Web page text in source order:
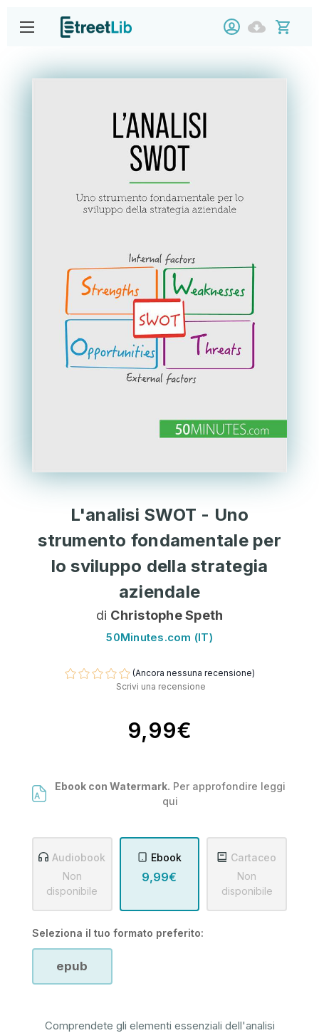
L'analisi SWOT - Uno
strumento fondamentale per
lo sviluppo della strategia
aziendale
di Christophe Speth
50Minutes.com (IT)
(Ancora nessuna recensione)
Scrivi una recensione
9,99€
Ebook con Watermark. Per approfondire leggi
qui
Audiobook
Non
disponibile
Ebook
9,99€
Cartaceo
Non
disponibile
Seleziona il tuo formato preferito:
epub
Comprendete gli elementi essenziali dell'analisi